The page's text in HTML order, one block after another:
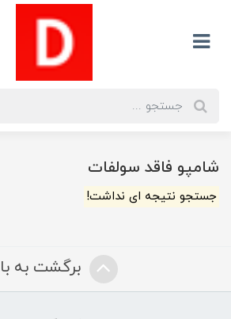
شامپو فاقد سولفات
جستجو نتیجه ای نداشت!
برگشت به